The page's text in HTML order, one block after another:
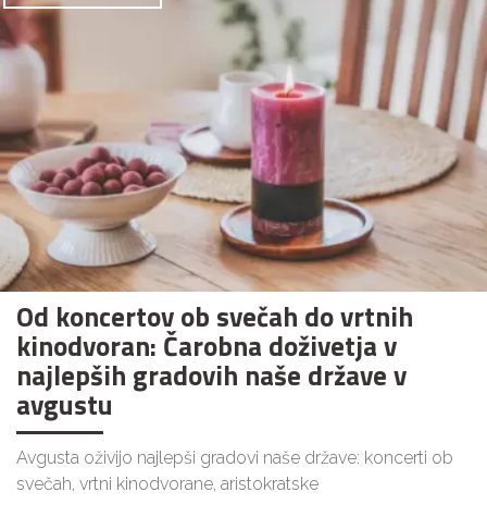
Od koncertov ob svečah do vrtnih
kinodvoran: Čarobna doživetja v
najlepših gradovih naše države v
avgustu
Avgusta oživijo najlepši gradovi naše države: koncerti ob
svečah, vrtni kinodvorane, aristokratske